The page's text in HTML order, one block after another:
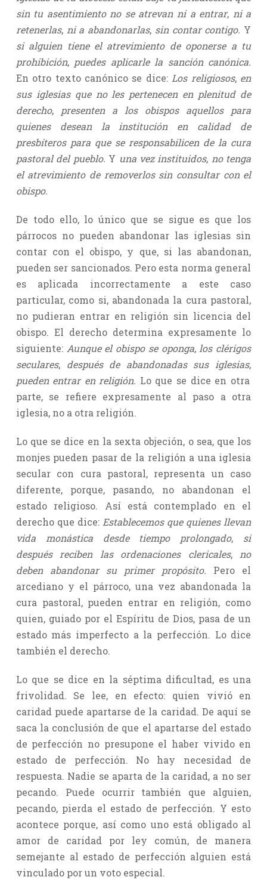
sin tu asentimiento no se atrevan ni a entrar, ni a
retenerlas,ni a abandonarlas, sin contar contigo. Y
si alguien tiene el atrevimiento de oponerse a tu
prohibición,puedes aplicarle la sanción canónica.
En otro texto canónico se dice: Los religiosos,en
sus iglesias que no les pertenecen en plenitud de
derecho,presenten a los obispos aquellos para
quienes desean la institución en calidad de
presbíteros para que se responsabilicen de la cura
pastoral del pueblo. Y una vez instituidos, no tenga
el atrevimiento de removerlos sin consultar con el
obispo.
De todo ello, lo único que se sigue es que los
párrocos no pueden abandonar las iglesias sin
contar con el obispo, y que, si las abandonan,
pueden ser sancionados. Pero esta norma general
es aplicada incorrectamente a este caso
particular, como si, abandonada la cura pastoral,
no pudieran entrar en religión sin licencia del
obispo. El derecho determina expresamente lo
siguiente: Aunque el obispo se oponga,los clérigos
seculares,después de abandonadas sus iglesias,
pueden entrar en religión. Lo que se dice en otra
parte, se refiere expresamente al paso a otra
iglesia, no a otra religión.
Lo que se dice en la sexta objeción, o sea, que los
monjes pueden pasar de la religión a una iglesia
secular con cura pastoral, representa un caso
diferente, porque, pasando, no abandonan el
estado religioso. Así está contemplado en el
derecho que dice: Establecemos que quienes llevan
vida monástica desde tiempo prolongado, si
después reciben las ordenaciones clericales,no
deben abandonar su primer propósito. Pero el
arcediano y el párroco, una vez abandonada la
cura pastoral, pueden entrar en religión, como
quien, guiado por el Espíritu de Dios, pasa de un
estado más imperfecto a la perfección. Lo dice
también el derecho.
Lo que se dice en la séptima dificultad, es una
frivolidad. Se lee, en efecto: quien vivió en
caridad puede apartarse de la caridad. De aquí se
saca la conclusión de que el apartarse del estado
de perfección no presupone el haber vivido en
estado de perfección. No hay necesidad de
respuesta. Nadie se aparta de la caridad, a no ser
pecando. Puede ocurrir también que alguien,
pecando, pierda el estado de perfección. Y esto
acontece porque, así como uno está obligado al
amor de caridad por ley común, de manera
semejante al estado de perfección alguien está
vinculado por un voto especial.